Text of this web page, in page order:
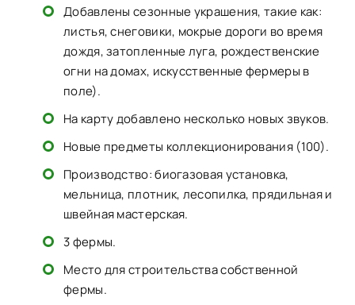
Добавлены сезонные украшения, такие как:
листья, снеговики, мокрые дороги во время
дождя, затопленные луга, рождественские
огни на домах, искусственные фермеры в
поле).
На карту добавлено несколько новых звуков.
Новые предметы коллекционирования (100).
Производство: биогазовая установка,
мельница, плотник, лесопилка, прядильная и
швейная мастерская.
3 фермы.
Место для строительства собственной
фермы.